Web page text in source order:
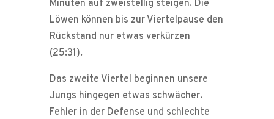
Minuten auf zweistellig steigen. Die
Löwen können bis zur Viertelpause den
Rückstand nur etwas verkürzen
(25:31).
Das zweite Viertel beginnen unsere
Jungs hingegen etwas schwächer.
Fehler in der Defense und schlechte